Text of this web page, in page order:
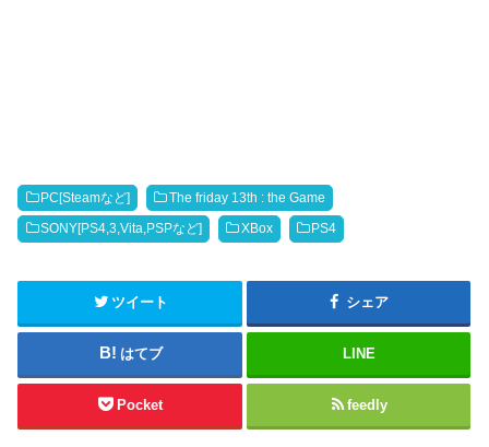
i
t
t
e
r
し
ィ
で
ま
リ
ッ
ク
し
て
さ
い
(
新
い
ィ
ン
ド
ウ
PC[Steamなど] The friday 13th : the Game
SONY[PS4,3,Vita,PSPなど] XBox PS4
ツイート シェア
はてブ LINE
Pocket feedly